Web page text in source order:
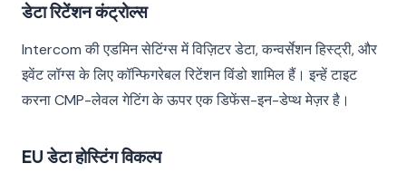
डेटा रिटेंशन कंट्रोल्स
Intercom की एडमिन सेटिंग्स में विज़िटर डेटा, कन्वर्सेशन हिस्ट्री, और
इवेंट लॉग्स के लिए कॉन्फिगरेबल रिटेंशन विंडो शामिल हैं। इन्हें टाइट
करना CMP-लेवल गेटिंग के ऊपर एक डिफेंस-इन-डेप्थ मेज़र है।
EU डेटा होस्टिंग विकल्प